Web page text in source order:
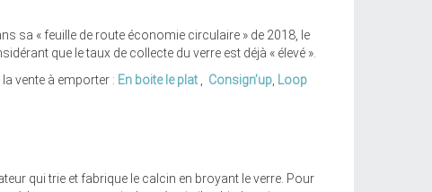
sa « feuille de route économie circulaire » de 2018, le
que le taux de collecte du verre est déjà « élevé ».
vente à emporter : En boite le plat Consign’up Loop
qui trie et fabrique le calcin en broyant le verre. Pour